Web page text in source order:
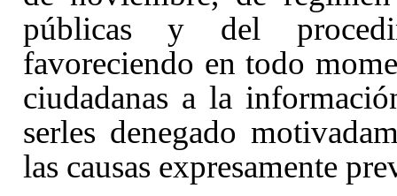
públicas y del
favoreciendo en todo
ciudadanas a la
serles denegado
las causas expresamente